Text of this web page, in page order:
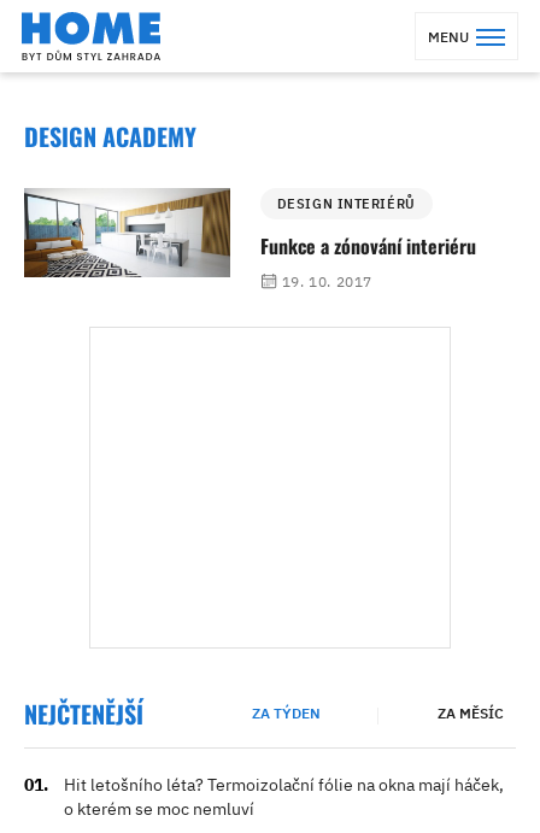
MENU
DESIGN ACADEMY
DESIGN INTERIÉRŮ
Funkce a zónování interiéru
19. 10. 2017
NEJČTENĚJŠÍ ZA TÝDEN ZA MĚSÍC
Hit letošního léta? Termoizolační fólie na okna mají háček,
o kterém se moc nemluví